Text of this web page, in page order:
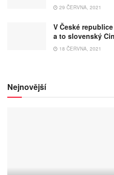
29 ČERVNA, 2021
V České
a to slovenský
18 ČERVNA, 2021
Nejnovější